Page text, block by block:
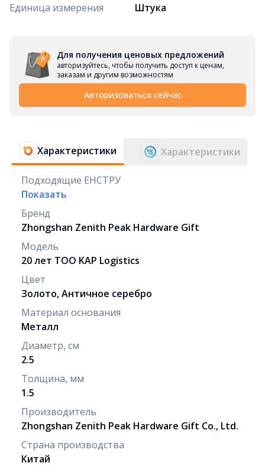
Единица измерения
Штука
Для получения ценовых предложений
авторизуйтесь, чтобы получить доступ к ценам,
заказам и другим возможностям
Авторизоваться сейчас
Характеристики Характеристики
Подходящие ЕНСТРУ
Показать
Бренд
Zhongshan Zenith Peak Hardware Gift
Модель
20 лет ТОО KAP Logistics
Цвет
Золото, Античное серебро
Материал основания
Металл
Диаметр, см
2.5
Толщина, мм
1.5
Производитель
Zhongshan Zenith Peak Hardware Gift Co., Ltd.
Страна производства
Китай